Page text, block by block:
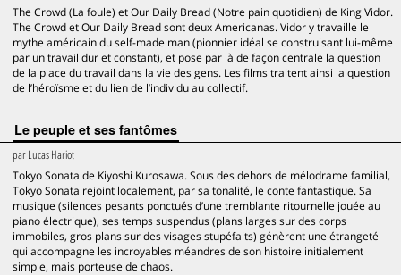
The Crowd (La foule) et Our Daily Bread (Notre pain quotidien) de King Vidor.
The Crowd et Our Daily Bread sont deux Americanas. Vidor y travaille le
mythe américain du self-made man (pionnier idéal se construisant lui-même
par un travail dur et constant), et pose par là de façon centrale la question
de la place du travail dans la vie des gens. Les films traitent ainsi la question
de l’héroïsme et du lien de l’individu au collectif.
Le peuple et ses fantômes
parLucas Hariot
Tokyo Sonata de Kiyoshi Kurosawa. Sous des dehors de mélodrame familial,
Tokyo Sonata rejoint localement, par sa tonalité, le conte fantastique. Sa
musique (silences pesants ponctués d’une tremblante ritournelle jouée au
piano électrique), ses temps suspendus (plans larges sur des corps
immobiles, gros plans sur des visages stupéfaits) génèrent une étrangeté
qui accompagne les incroyables méandres de son histoire initialement
simple, mais porteuse de chaos.